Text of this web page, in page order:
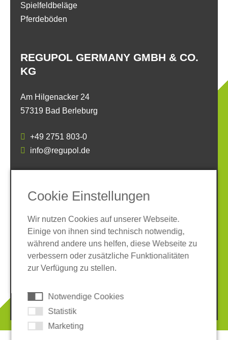
REGUPOL GERMANY GMBH & CO.
KG
Am Hilgenacker 24
57319 Bad Berleburg
+49 2751 803-0
info@regupol.de
Spielfeldbeläge
Pferdeböden
SOCIAL MEDIA
Impressum
Datenschutz
Hinweisgeber-System
© 2026 REGUPOL Germany GmbH & Co. KG
Cookie Einstellungen
Wir nutzen Cookies auf unserer Webseite.
Einige von ihnen sind technisch notwendig,
während andere uns helfen, diese Webseite zu
verbessern oder zusätzliche Funktionalitäten
zur Verfügung zu stellen.
Notwendige Cookies
Statistik
Marketing